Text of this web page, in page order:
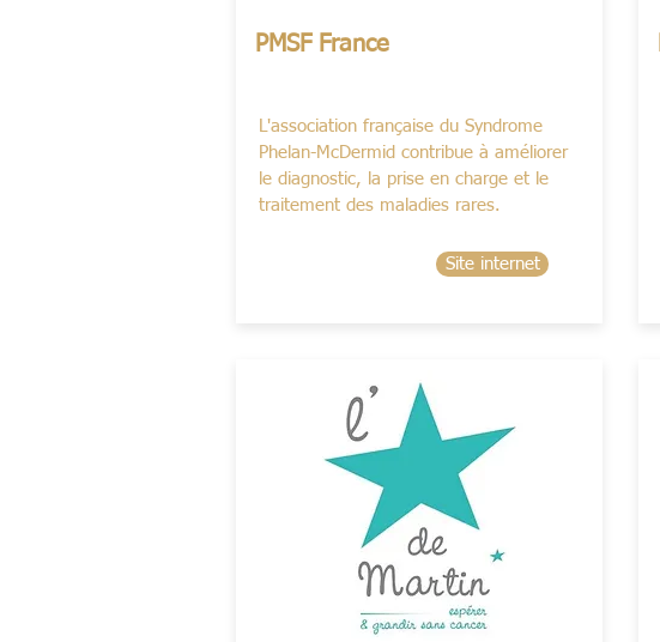
PMSF France
L'association française du Syndrome
Phelan-McDermid contribue à améliorer
le diagnostic, la prise en charge et le
traitement des maladies rares.
Site internet